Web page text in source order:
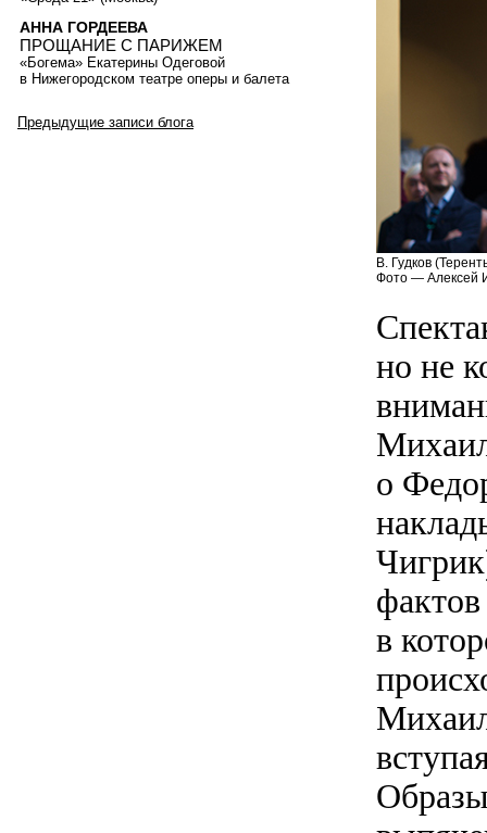
В. Гудков
Фото — Алексей
но не
о
в
АННА ГОРДЕЕВА
ПРОЩАНИЕ С ПАРИЖЕМ
«Богема» Екатерины Одеговой
в Нижегородском театре оперы и балета
Предыдущие записи блога